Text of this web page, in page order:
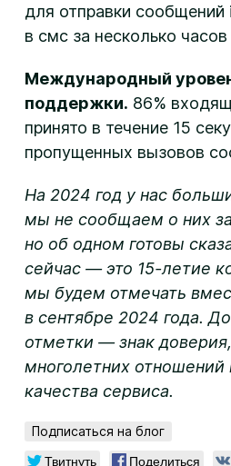
для отправки сообщений
в смс за несколько
Международный
поддержки. 86%
принято в течение 15
пропущенных вызовов
На 2024 год у нас
мы не сообщаем о них
но об одном готовы
сейчас — это 15-летие
мы будем отмечать
в сентябре 2024 года.
отметки — знак
многолетних отношений
качества сервиса.
Подписаться на блог
Твитнуть Поделиться